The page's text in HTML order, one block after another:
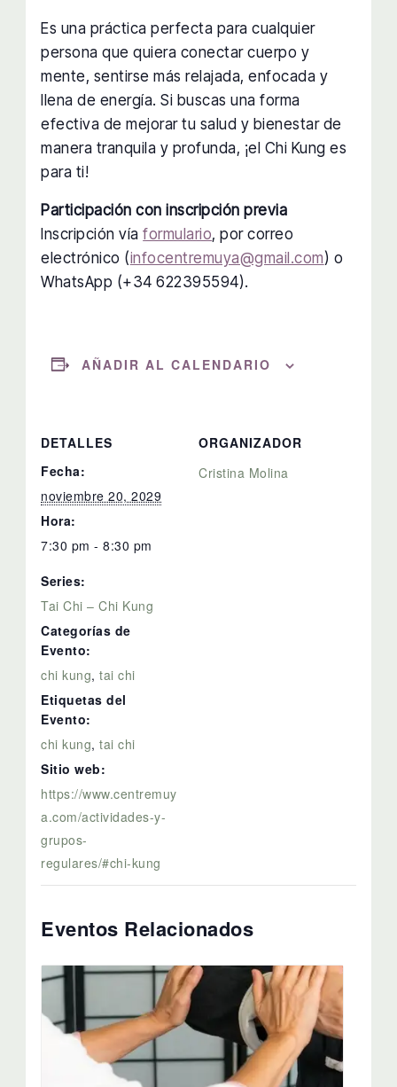
Es una práctica perfecta para cualquier
persona que quiera conectar cuerpo y
mente, sentirse más relajada, enfocada y
llena de energía. Si buscas una forma
efectiva de mejorar tu salud y bienestar de
manera tranquila y profunda, ¡el Chi Kung es
para ti!
Participación con inscripción previa
Inscripción víaformulario, por correo
electrónico (infocentremuya@gmail.com) o
WhatsApp (+34 622395594).
AÑADIR AL CALENDARIO
DETALLES
Fecha:
noviembre 20, 2029
Hora:
7:30 pm - 8:30 pm
Series:
Tai Chi – Chi Kung
Categorías de
Evento:
chi kung,tai chi
Etiquetas del
Evento:
chi kung,tai chi
Sitio web:
https://www.centremuy
a.com/actividades-y-
grupos-
regulares/#chi-kung
ORGANIZADOR
Cristina Molina
Eventos Relacionados